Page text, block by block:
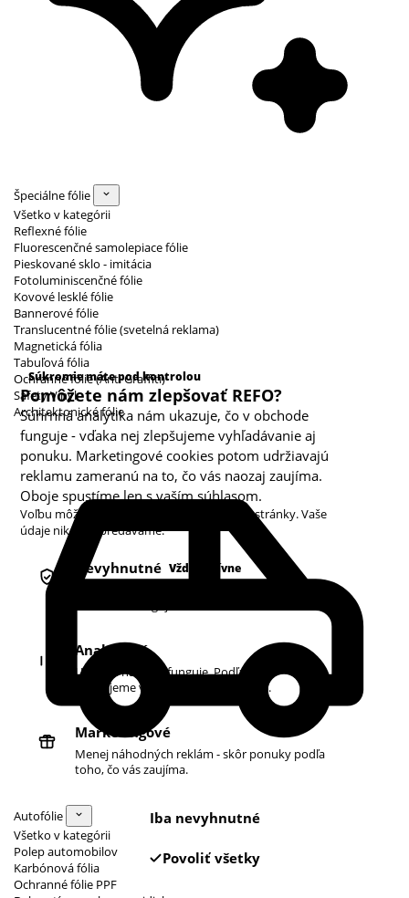
Špeciálne fólie
Všetko v kategórii
Reflexné fólie
Fluorescenčné samolepiace fólie
Pieskované sklo - imitácia
Fotoluminiscenčné fólie
Kovové lesklé fólie
Bannerové fólie
Translucentné fólie (svetelná reklama)
Magnetická fólia
Tabuľová fólia
Ochranné fólie (Anti Graffiti)
Safety Vinyl
Architektonické fólie
Autofólie
Všetko v kategórii
Polep automobilov
Karbónová fólia
Ochranné fólie PPF
Súkromie máte pod kontrolou
Pomôžete nám zlepšovať REFO?
Súhrnná analytika nám ukazuje, čo v obchode
funguje - vďaka nej zlepšujeme vyhľadávanie aj
ponuku. Marketingové cookies potom udržiavajú
reklamu zameranú na to, čo vás naozaj zaujíma.
Oboje spustíme len s vaším súhlasom.
Voľbu môžete kedykoľvek zmeniť v pätičke stránky. Vaše
údaje nikdy nepredávame.
Kategórie cookies
Nevyhnutné Vždy aktívne
Analytické
Ukazujú nám, čo funguje. Podľa toho
zlepšujeme vyhľadávanie aj ponuku.
Marketingové
Menej náhodných reklám - skôr ponuky podľa
toho, čo vás zaujíma.
Iba nevyhnutné
Povoliť všetky